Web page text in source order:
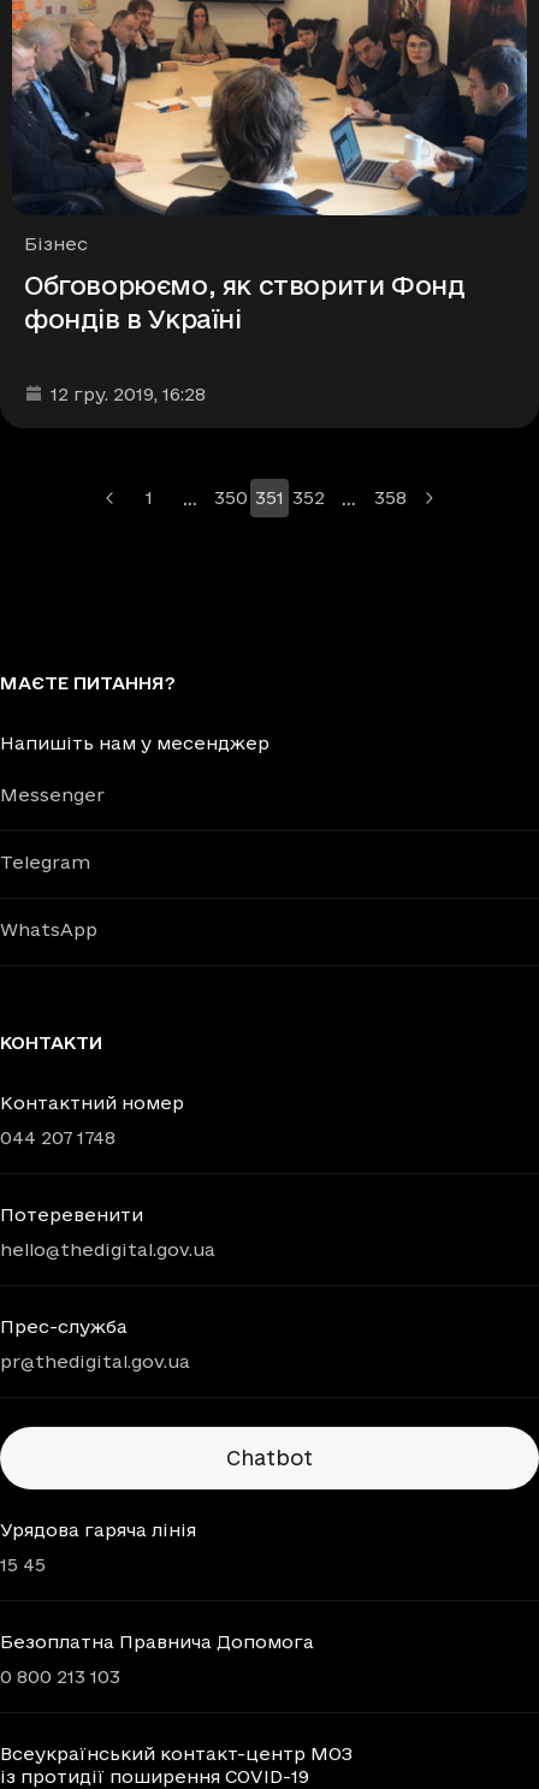
Рубрики
Бізнес
Обговорюємо, як створити Фонд
фондів в Україні
Дата та час публікації
12 гру. 2019, 16:28
1 …
Більше сторінок
350 351 352 …
Більше сторінок
358
МАЄТЕ ПИТАННЯ?
Напишіть нам у месенджер
Messenger
Telegram
WhatsApp
КОНТАКТИ
Контактний номер
044 207 1748
Потеревенити
hello@thedigital.gov.ua
Прес-служба
pr@thedigital.gov.ua
Chatbots
Chatbot
Урядова гаряча лінія
15 45
Безоплатна Правнича Допомога
0 800 213 103
Всеукраїнський контакт-центр МОЗ
із протидії поширення COVID-19